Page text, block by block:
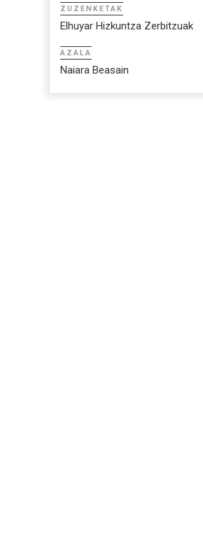
ZUZENKETAK
Elhuyar Hizkuntza Zerbitzuak
AZALA
Naiara Beasain